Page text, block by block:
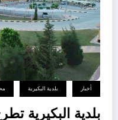
أخبار بلدية البكيرية